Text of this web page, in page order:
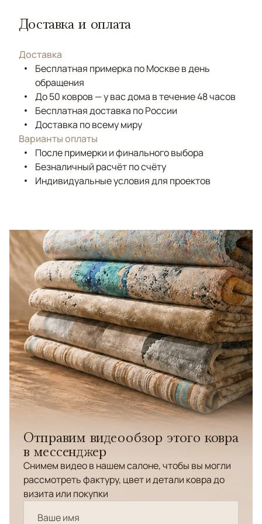
Доставка и оплата
Доставка
Бесплатная примерка по Москве в день
обращения
До 50 ковров — у вас дома в течение 48 часов
Бесплатная доставка по России
Доставка по всему миру
Варианты оплаты
После примерки и финального выбора
Безналичный расчёт по счёту
Индивидуальные условия для проектов
Отправим видеообзор этого ковра
в мессенджер
Снимем видео в нашем салоне, чтобы вы могли
рассмотреть фактуру, цвет и детали ковра до
визита или покупки